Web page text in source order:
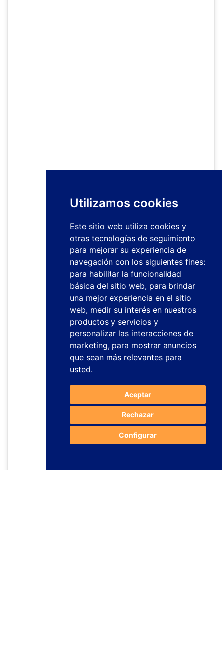
Utilizamos cookies
Este sitio web utiliza cookies y
otras tecnologías de seguimiento
para mejorar su experiencia de
navegación con los siguientes fines:
para habilitar la funcionalidad
básica del sitio web, para brindar
una mejor experiencia en el sitio
web, medir su interés en nuestros
productos y servicios y
personalizar las interacciones de
marketing, para mostrar anuncios
que sean más relevantes para
usted.
Aceptar
Rechazar
Configurar